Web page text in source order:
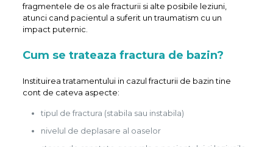
fragmentele de os ale fracturii si alte posibile leziuni,
atunci cand pacientul a suferit un traumatism cu un
impact puternic.
Cum se trateaza fractura de bazin?
Instituirea tratamentului in cazul fracturii de bazin tine
cont de cateva aspecte:
tipul de fractura (stabila sau instabila)
nivelul de deplasare al oaselor